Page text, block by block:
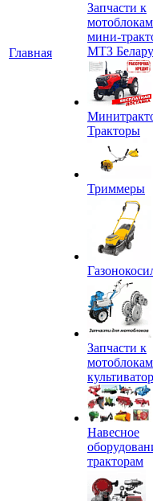
Главная
Запчасти к
мини-
МТЗ
Тракторы
Триммеры
Запчасти к
Навесное
тракторам